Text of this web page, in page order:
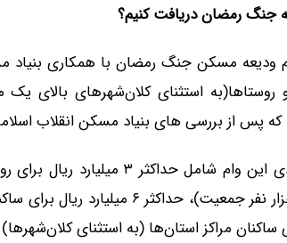
جنگ رمضان دریافت کنیم؟
ودیعه مسکن جنگ رمضان با همکاری
استثنای کلان‌شهرهای بالای
پس از بررسی های بنیاد مسکن انقلاب
ساکنان مراکز استان‌ها (به استثنای